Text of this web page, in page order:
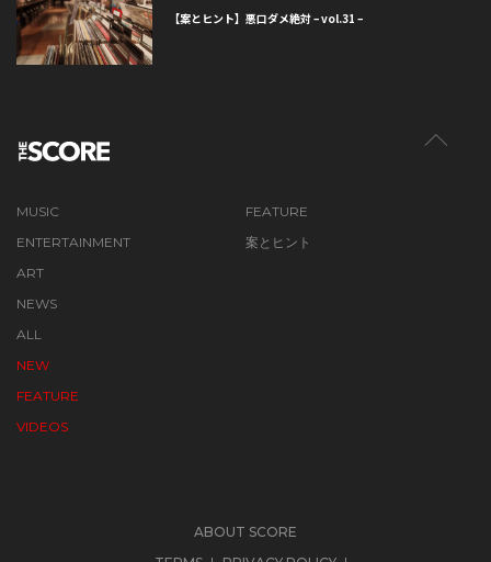
【案とヒント】悪口ダメ絶対 – vol.31 –
MUSIC
ENTERTAINMENT
ART
FEATURE
案とヒント
NEWS
ALL
NEW
FEATURE
VIDEOS
ABOUT SCORE